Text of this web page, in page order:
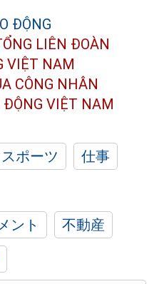
LIÊN ĐOÀN
VIỆT NAM
CÔNG NHÂN
VIỆT NAM
スポーツ
仕事
ント
不動産